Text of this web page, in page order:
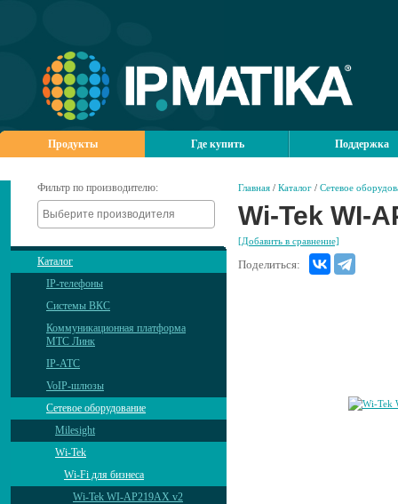
Продукты Где купить Поддержка
Фильтр по производителю:
Каталог
IP-телефоны
Системы ВКС
Коммуникационная платформа
МТС Линк
IP-АТС
VoIP-шлюзы
Сетевое оборудование
Milesight
Wi-Tek
Wi-Fi для бизнеса
Wi-Tek WI-AP219AX v2
Главная / Каталог / Сетевое
Wi-Tek WI-
[Добавить в сравнение]
Поделиться: